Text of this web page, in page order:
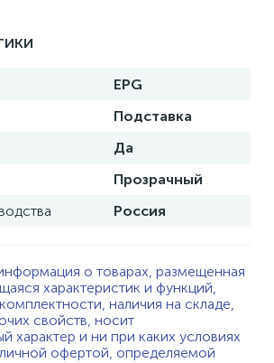
EPG
Подставка
Да
Прозрачный
Россия
о товарах, размещенная
характеристик и функций,
наличия на складе,
свойств, носит
характер и ни при каких условиях
офертой, определяемой